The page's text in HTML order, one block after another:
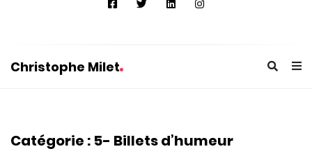
Christophe Milet
Catégorie : 5- Billets d’humeur